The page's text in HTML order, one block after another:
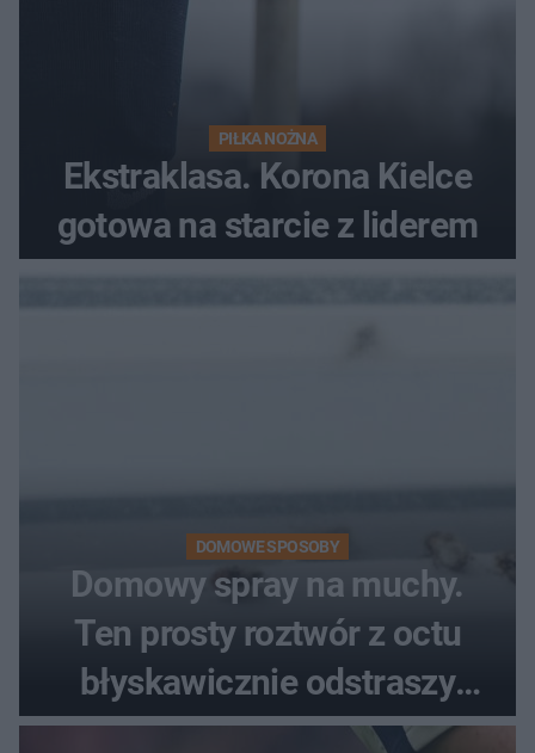
PIŁKA NOŻNA
Ekstraklasa. Korona Kielce
gotowa na starcie z liderem
DOMOWE SPOSOBY
Domowy spray na muchy.
Ten prosty roztwór z octu
błyskawicznie odstraszy
uciążliwe owady